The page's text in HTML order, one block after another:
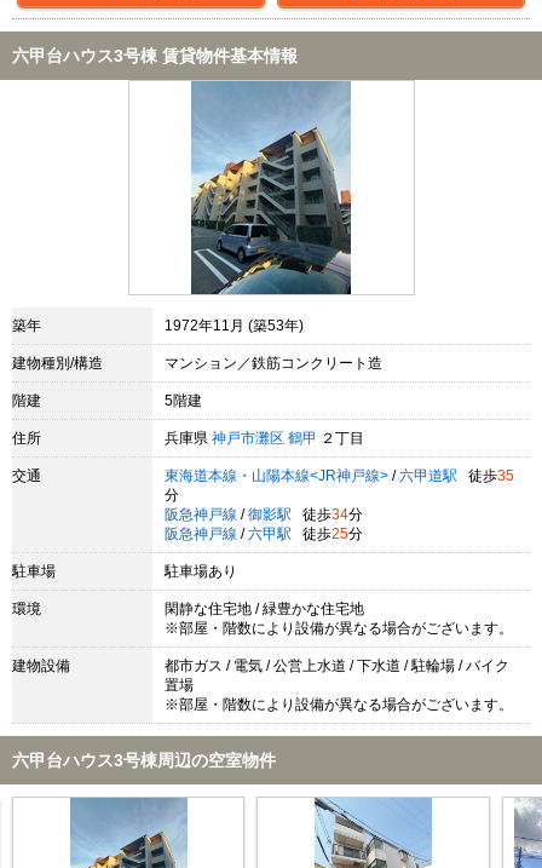
六甲台ハウス3号棟 賃貸物件基本情報
築年 1972年11月 (築53年)
建物種別/構造 マンション／鉄筋コンクリート造
階建 5階建
住所 兵庫県 神戸市灘区 鶴甲 ２丁目
交通 東海道本線・山陽本線<JR神戸線> / 六甲道駅 徒歩35
分
阪急神戸線 / 御影駅 徒歩34分
阪急神戸線 / 六甲駅 徒歩25分
駐車場 駐車場あり
環境
閑静な住宅地 / 緑豊かな住宅地
※部屋・階数により設備が異なる場合がございます。
建物設備
都市ガス / 電気 / 公営上水道 / 下水道 / 駐輪場 / バイク
置場
※部屋・階数により設備が異なる場合がございます。
六甲台ハウス3号棟周辺の空室物件